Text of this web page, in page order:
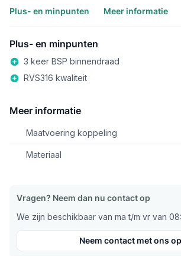
Plus- en minpunten Meer informatie
Plus- en minpunten
3 keer BSP binnendraad
RVS316 kwaliteit
Meer informatie
Maatvoering koppeling
Materiaal
Vragen? Neem dan nu contact op
We zijn beschikbaar van ma t/m vr van
Neem contact met ons op